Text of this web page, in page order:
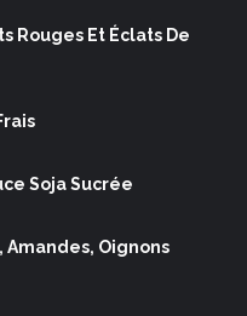
Rouges Et Éclats De
Soja Sucrée
Amandes, Oignons